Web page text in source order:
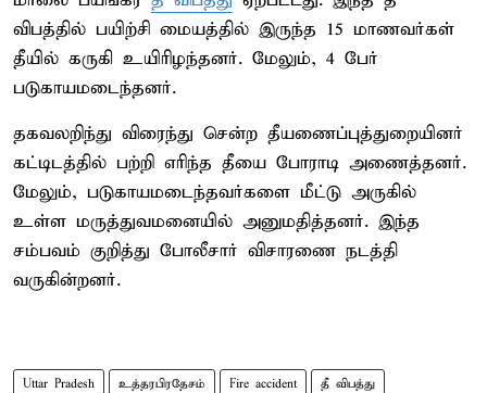
விபத்தில் பயிற்சி மையத்தில் இருந்த 15 மாணவர்கள்
தீயில் கருகி உயிரிழந்தனர். மேலும், 4 பேர்
படுகாயமடைந்தனர்.
தகவலறிந்து விரைந்து சென்ற தீயணைப்புத்துறையினர்
கட்டிடத்தில் பற்றி எரிந்த தீயை போராடி அணைத்தனர்.
மேலும், படுகாயமடைந்தவர்களை மீட்டு அருகில்
உள்ள மருத்துவமனையில் அனுமதித்தனர். இந்த
சம்பவம் குறித்து போலீசார் விசாரணை நடத்தி
வருகின்றனர்.
Uttar Pradesh உத்தரபிரதேசம் Fire accident தீ விபத்து